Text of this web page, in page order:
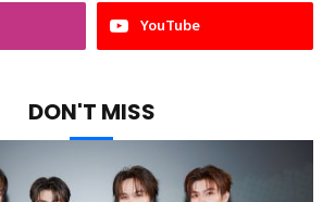
YouTube
DON'T MISS